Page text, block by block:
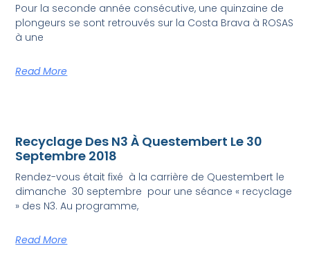
Pour la seconde année consécutive, une quinzaine de
plongeurs se sont retrouvés sur la Costa Brava à ROSAS
à une
Read More
Recyclage Des N3 À Questembert Le 30
Septembre 2018
Rendez-vous était fixé à la carrière de Questembert le
dimanche 30 septembre pour une séance « recyclage
» des N3. Au programme,
Read More